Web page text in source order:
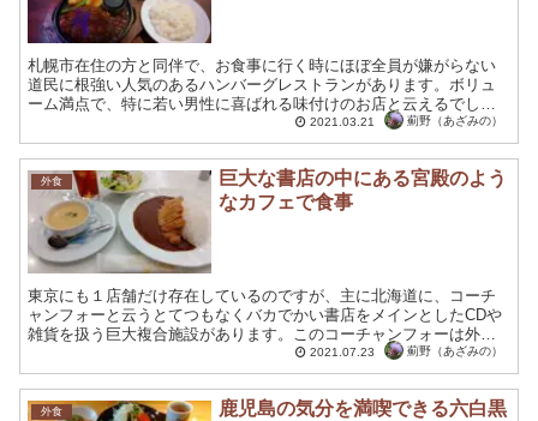
札幌市在住の方と同伴で、お食事に行く時にほぼ全員が嫌がらない
道民に根強い人気のあるハンバーグレストランがあります。ボリュ
ーム満点で、特に若い男性に喜ばれる味付けのお店と云えるでしょ
う。 札幌ファクトリーと琴似にしかない お目当てのハンバーグ...
2021.03.21 薊野（あざみの）
外食
巨大な書店の中にある宮殿のよう
なカフェで食事
東京にも１店舗だけ存在しているのですが、主に北海道に、コーチ
ャンフォーと云うとてつもなくバカでかい書店をメインとしたCDや
雑貨を扱う巨大複合施設があります。このコーチャンフォーは外観
は、東南アジアの仏教寺院を思わせる佇まいなのですが、内部は...
2021.07.23 薊野（あざみの）
外食
鹿児島の気分を満喫できる六白黒